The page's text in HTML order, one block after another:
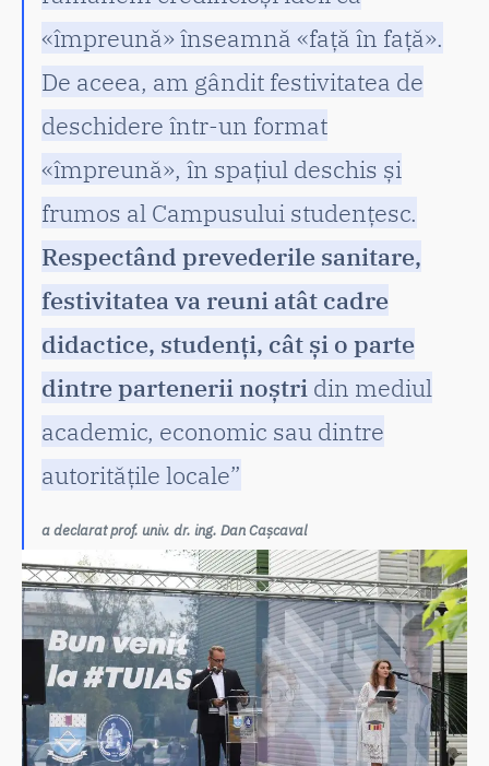
«împreună» înseamnă «față în față».
De aceea, am gândit festivitatea de
deschidere într-un format
«împreună», în spațiul deschis și
frumos al Campusului studențesc.
Respectând prevederile sanitare,
festivitatea va reuni atât cadre
didactice, studenți, cât și o parte
dintre partenerii noștri din mediul
academic, economic sau dintre
autoritățile locale”
a declarat prof. univ. dr. ing. Dan Cașcaval